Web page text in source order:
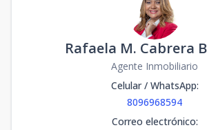
Rafaela M. Cabrera
Agente Inmobiliario
Celular / WhatsApp:
8096968594
Correo electrónico: